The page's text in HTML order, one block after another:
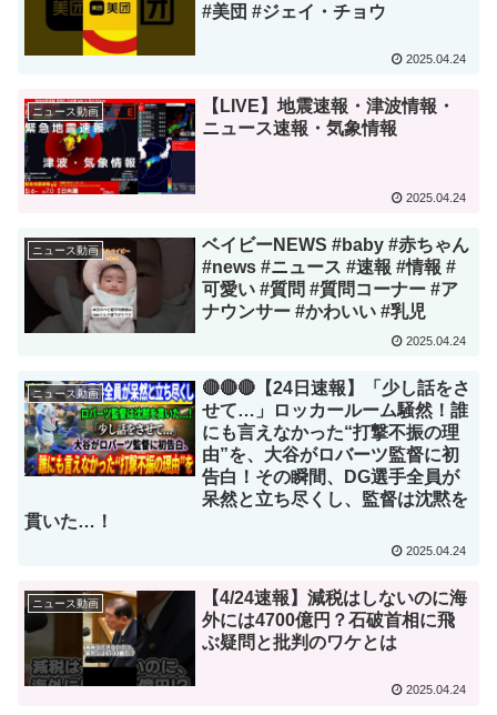
#美団 #ジェイ・チョウ
2025.04.24
ニュース動画
【LIVE】地震速報・津波情報・
ニュース速報・気象情報
2025.04.24
ニュース動画
ベイビーNEWS #baby #赤ちゃん
#news #ニュース #速報 #情報 #
可愛い #質問 #質問コーナー #ア
ナウンサー #かわいい #乳児
2025.04.24
ニュース動画
🔴🔴🔴【24日速報】「少し話をさ
せて…」ロッカールーム騒然！誰
にも言えなかった“打撃不振の理
由”を、大谷がロバーツ監督に初
告白！その瞬間、DG選手全員が
呆然と立ち尽くし、監督は沈黙を
貫いた…！
2025.04.24
ニュース動画
【4/24速報】減税はしないのに海
外には4700億円？石破首相に飛
ぶ疑問と批判のワケとは
2025.04.24